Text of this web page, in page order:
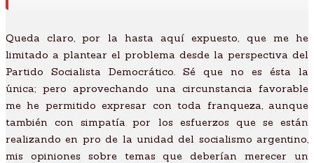
Queda claro, por la hasta aquí expuesto, que me he
limitado a plantear el problema desde la perspectiva del
Partido Socialista Democrático. Sé que no es ésta la
única; pero aprovechando una circunstancia favorable
me he permitido expresar con toda franqueza, aunque
también con simpatía por los esfuerzos que se están
realizando en pro de la unidad del socialismo argentino,
mis opiniones sobre temas que deberían merecer un